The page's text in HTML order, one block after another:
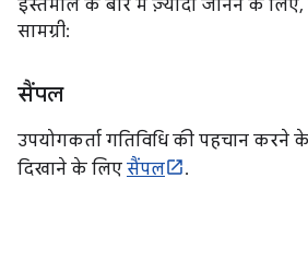
इस्तेमाल के बारे में ज़्यादा जानने के
सामग्री:
सैंपल
उपयोगकर्ता गतिविधि की पहचान
दिखाने के लिए सैंपल .